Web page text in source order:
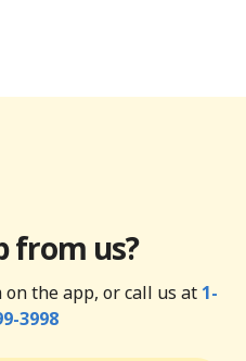
from us?
the app, or call us at 1-
3998